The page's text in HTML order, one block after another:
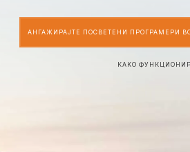
АНГАЖИРАЈТЕ ПОСВЕТЕНИ ПРОГРАМЕРИ
КАКО